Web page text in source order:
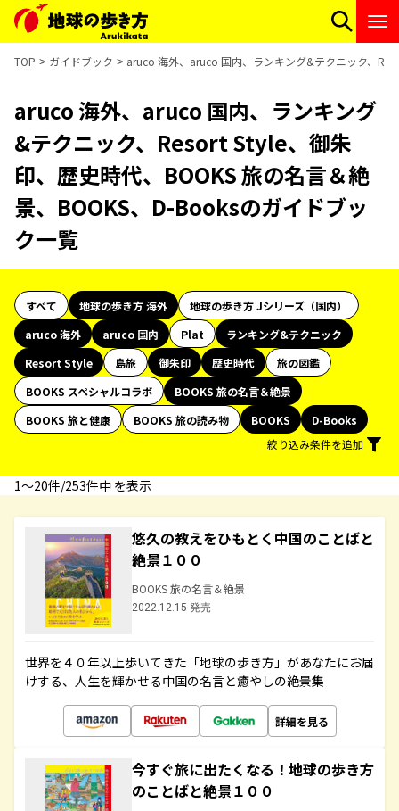
TOP ガイドブック aruco 海外、aruco 国内、ランキング&テクニック、
aruco 海外、aruco 国内、ランキング
&テクニック、Resort Style、御朱
印、歴史時代、BOOKS 旅の名言＆絶
景、BOOKS、D-Booksのガイドブッ
ク一覧
すべて 地球の歩き方 海外
地球の歩き方 Jシリーズ（国内）
aruco 海外
aruco 国内 Plat
ランキング&テクニック
Resort Style
島旅 御朱印 歴史時代
旅の図鑑
BOOKS スペシャルコラボ
BOOKS 旅の名言＆絶景
BOOKS 旅と健康
BOOKS 旅の読み物 BOOKS
D-Books
絞り込み条件を追加
1〜20件/253件中 を表示
悠久の教えをひもとく中国のことばと
絶景１００
BOOKS 旅の名言＆絶景
2022.12.15 発売
世界を４０年以上歩いてきた「地球の歩き方」があなたにお届
けする、人生を輝かせる中国の名言と癒やしの絶景集
詳細を見る
今すぐ旅に出たくなる！地球の歩き方
のことばと絶景１００